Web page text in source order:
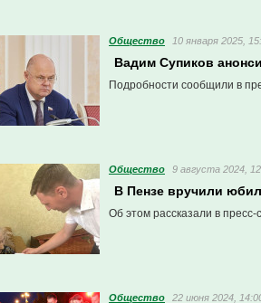
Общество 10 января 2025,
Вадим Супиков
Подробности сообщили в
Общество 9 августа 2024,
В Пензе вручили
Об этом рассказали в
Общество 22 июня 2024,